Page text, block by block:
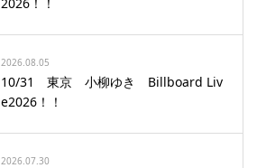
2026.08.05
10/31 東京 小柳ゆき Billboard Liv
e2026！！
2026.07.30